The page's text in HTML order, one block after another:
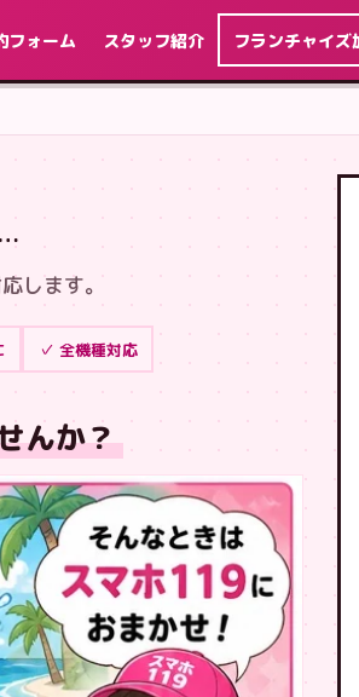
フォーム スタッフ紹介 フランチャイズ
します。
✓ 全機種対応
んか？